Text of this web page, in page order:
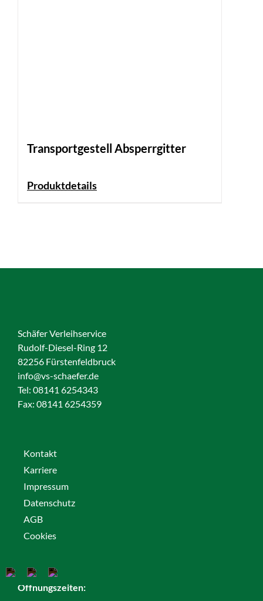
Transportgestell Absperrgitter
Produktdetails
Schäfer Verleihservice
Rudolf-Diesel-Ring 12
82256 Fürstenfeldbruck
info@vs-schaefer.de
Tel: 08141 6254343
Fax: 08141 6254359
Kontakt
Karriere
Impressum
Datenschutz
AGB
Cookies
Öffnungszeiten: